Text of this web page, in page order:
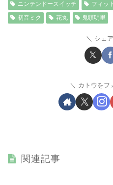
ニンテンドースイッチ
フィッ
初音ミク
花丸 鬼頭明里
シェ
カトウをフ
関連記事